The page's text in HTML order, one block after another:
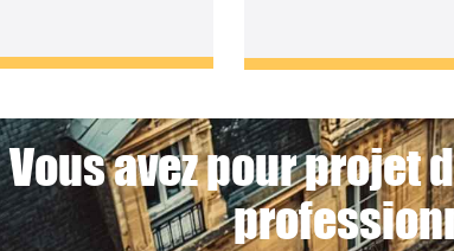
Vous avez pour projet